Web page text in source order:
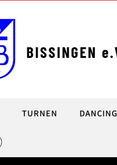
TURNEN DANCING